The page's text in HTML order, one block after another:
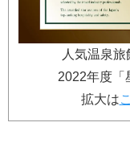
人気温泉
2022年度「
拡大は